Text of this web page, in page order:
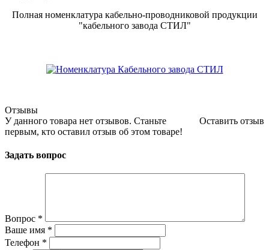
Полная номенклатура кабельно-проводниковой продукции
"кабельного завода СТИЛ"
Отзывы
Оставить отзыв
У данного товара нет отзывов. Станьте
первым, кто оставил отзыв об этом товаре!
Задать вопрос
Вопрос *
Ваше имя *
Телефон *